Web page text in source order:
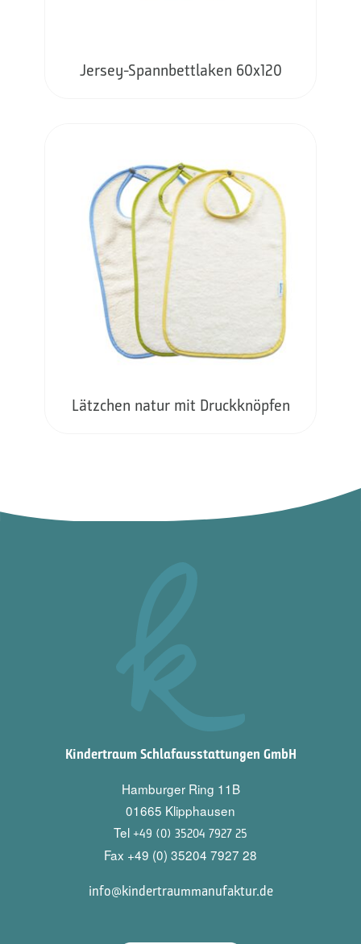
Jersey-Spannbettlaken 60x120
Lätzchen natur mit Druckknöpfen
Kindertraum Schlafausstattungen GmbH
Hamburger Ring 11B
01665 Klipphausen
Tel +49 (0) 35204 7927 25
Fax +49 (0) 35204 7927 28
info@kindertraummanufaktur.de